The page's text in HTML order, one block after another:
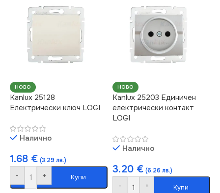
НОВО
Kanlux 25128
Електрически ключ LOGI
Налично
1.68 € (3.29 лв.)
- + Купи
НОВО
Kanlux 25203 Единичен
електрически контакт
LOGI
Налично
3.20 € (6.26 лв.)
- + Купи